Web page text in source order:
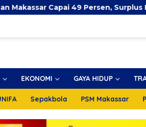
Capai 49 Persen, Surplus Rp130
EKONOMI GAYA HIDUP
Sepakbola PSM Makassar